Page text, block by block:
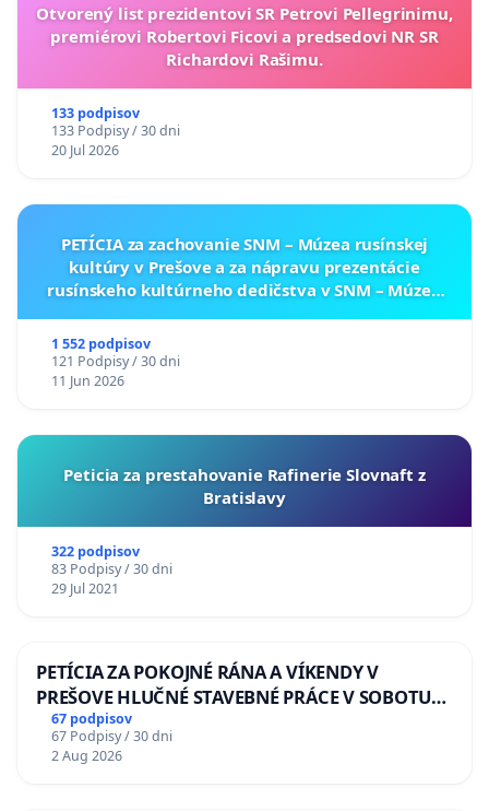
Otvorený list prezidentovi SR Petrovi Pellegrinimu,
premiérovi Robertovi Ficovi a predsedovi NR SR
Richardovi Rašimu.
133 podpisov
133 Podpisy / 30 dni
20 Jul 2026
PETÍCIA za zachovanie SNM – Múzea rusínskej
kultúry v Prešove a za nápravu prezentácie
rusínskeho kultúrneho dedičstva v SNM – Múzeu
1 552 podpisov
121 Podpisy / 30 dni
11 Jun 2026
Peticia za prestahovanie Rafinerie Slovnaft z
Bratislavy
322 podpisov
83 Podpisy / 30 dni
29 Jul 2021
PETÍCIA ZA POKOJNÉ RÁNA A VÍKENDY V
PREŠOVE HLUČNÉ STAVEBNÉ PRÁCE V SOBOTU
LEN OD 9.00 DO 13.00 HOD., CEZ PRACOVNÝ
TÝŽDEŇ CIEĽ 8.00 – 18.00 HOD. A PRAVIDELNÁ
KONTROLA STAVBY C-AREA NA
67 podpisov
67 Podpisy / 30 dni
2 Aug 2026